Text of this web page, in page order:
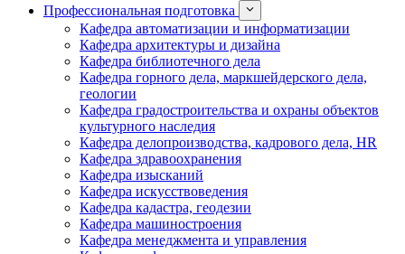
Профессиональная подготовка
Кафедра автоматизации и информатизации
Кафедра архитектуры и дизайна
Кафедра библиотечного дела
Кафедра горного дела, маркшейдерского дела,
геологии
Кафедра градостроительства и охраны объектов
культурного наследия
Кафедра делопроизводства, кадрового дела, HR
Кафедра здравоохранения
Кафедра изысканий
Кафедра искусствоведения
Кафедра кадастра, геодезии
Кафедра машиностроения
Кафедра менеджмента и управления